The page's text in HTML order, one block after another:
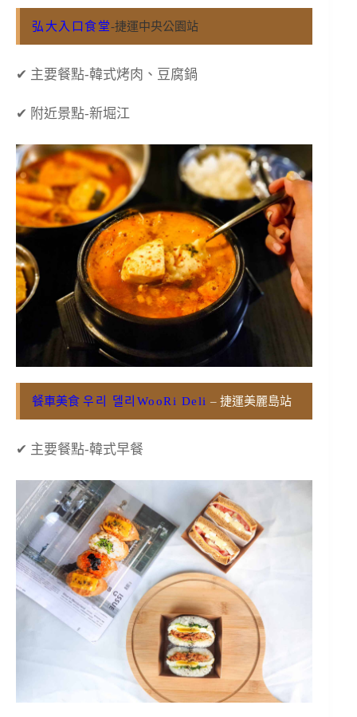
弘大入口食堂-捷運中央公園站
✔ 主要餐點-韓式烤肉、豆腐鍋
✔ 附近景點-新堀江
餐車美食 우리 델리WooRi Deli – 捷運美麗島站
✔ 主要餐點-韓式早餐